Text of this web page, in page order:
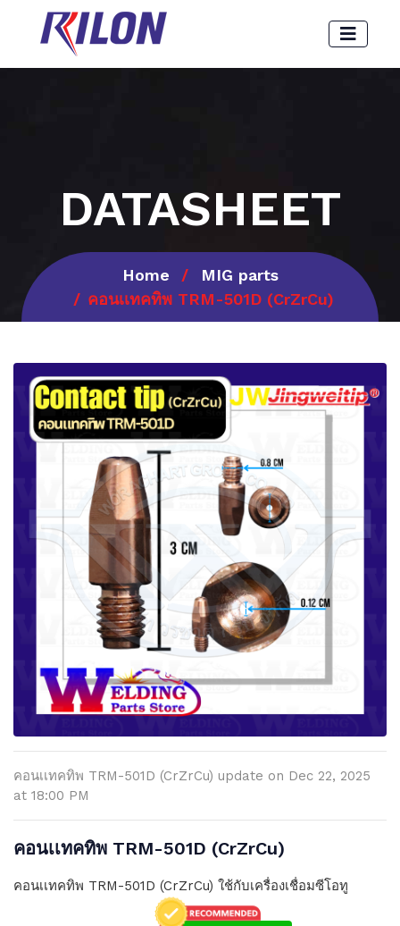
DATASHEET
Home
MIG parts
คอนเเทคทิพ TRM-501D (CrZrCu)
คอนเเทคทิพ TRM-501D (CrZrCu) update on Dec 22, 2025
at 18:00 PM
คอนเเทคทิพ TRM-501D (CrZrCu)
คอนเเทคทิพ TRM-501D (CrZrCu) ใช้กับเครื่องเชื่อมซีโอทู